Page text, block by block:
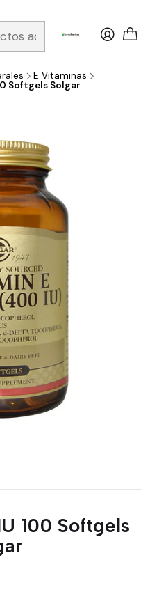
/ Envios a todo el país y
E Vitaminas
Softgels Solgar
100 Softgels